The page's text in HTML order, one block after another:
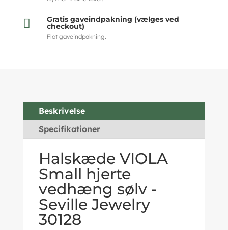
 Gratis gaveindpakning (vælges ved
checkout)
Flot gaveindpakning.
Beskrivelse
Specifikationer
Halskæde VIOLA
Small hjerte
vedhæng sølv -
Seville Jewelry
30128